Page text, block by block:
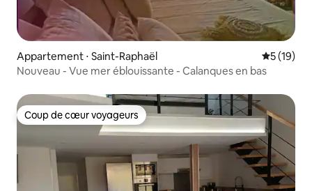
Appartement ⋅ Saint-Raphaël
5 (19)
Nouveau - Vue mer éblouissante - Calanques en bas
Coup de cœur voyageurs
Coup de cœur voyageurs